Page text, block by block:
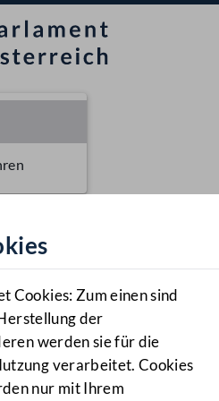
Cookies: Zum einen sind
der
werden sie für die
verarbeitet. Cookies
nur mit Ihrem